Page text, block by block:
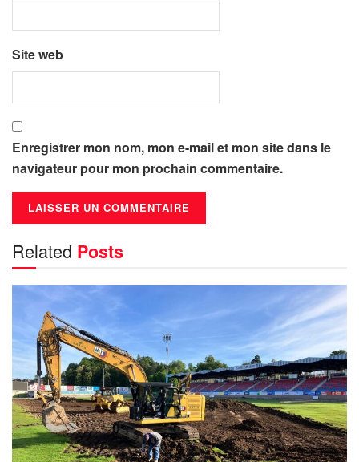
Site web
Enregistrer mon nom, mon e-mail et mon site dans le
navigateur pour mon prochain commentaire.
Related Posts